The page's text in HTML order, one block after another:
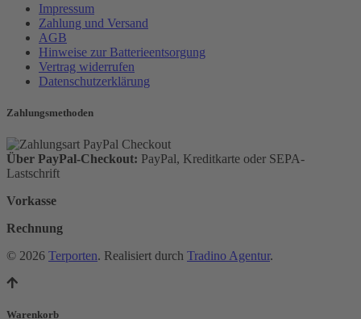
Impressum
Zahlung und Versand
AGB
Hinweise zur Batterieentsorgung
Vertrag widerrufen
Datenschutzerklärung
Zahlungsmethoden
Über PayPal-Checkout: PayPal, Kreditkarte oder SEPA-
Lastschrift
Vorkasse
Rechnung
© 2026 Terporten. Realisiert durch Tradino Agentur.
Warenkorb